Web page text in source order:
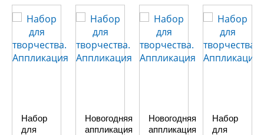
Набор
для
Новогодняя
аппликация
Новогодняя
аппликация
Набор
для